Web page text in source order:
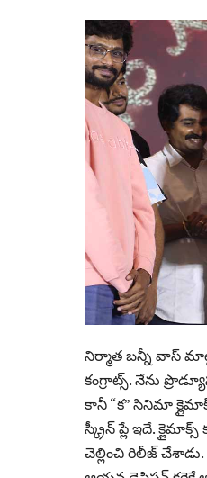
నిర్మాత బన్నీ వాస్
కంగ్రాట్స్. నేను
కానీ “క” సినిమా
స్క్రీన్ ప్లే ఇదే.
చెల్లించి రిలీజ్